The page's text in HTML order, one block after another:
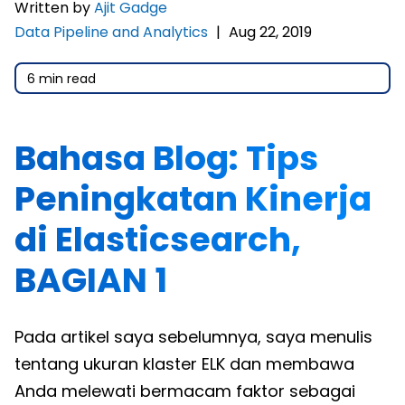
Written byAjit Gadge
Data Pipeline and Analytics | Aug 22, 2019
6 min read
Bahasa Blog: Tips
Peningkatan Kinerja
di Elasticsearch,
BAGIAN 1
Pada artikel saya sebelumnya, saya menulis
tentang ukuran klaster ELK dan membawa
Anda melewati bermacam faktor sebagai